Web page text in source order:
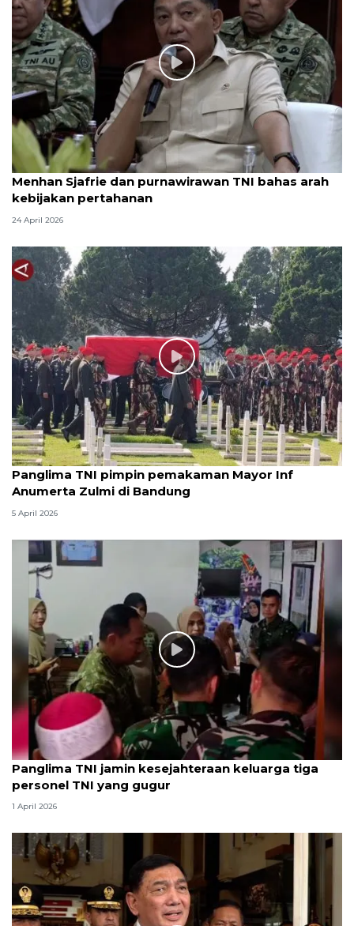
Menhan Sjafrie dan purnawirawan TNI bahas arah
kebijakan pertahanan
24 April 2026
Panglima TNI pimpin pemakaman Mayor Inf
Anumerta Zulmi di Bandung
5 April 2026
Panglima TNI jamin kesejahteraan keluarga tiga
personel TNI yang gugur
1 April 2026